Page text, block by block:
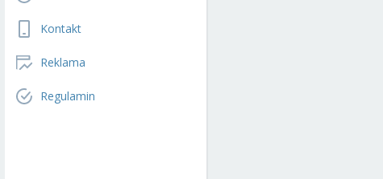
Kontakt
Reklama
Regulamin